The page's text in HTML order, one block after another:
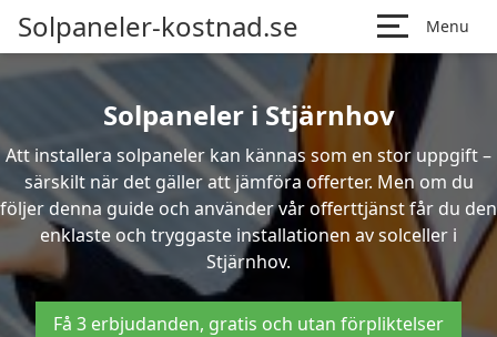
Solpaneler-kostnad.se Menu
Solpaneler i Stjärnhov
Att installera solpaneler kan kännas som en stor uppgift –
särskilt när det gäller att jämföra offerter. Men om du
följer denna guide och använder vår offerttjänst får du den
enklaste och tryggaste installationen av solceller i
Stjärnhov.
Få 3 erbjudanden, gratis och utan förpliktelser